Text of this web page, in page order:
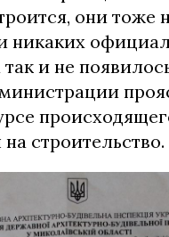
они тоже
никаких
и не
строительство.